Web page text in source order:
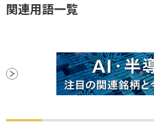
関連用語一覧